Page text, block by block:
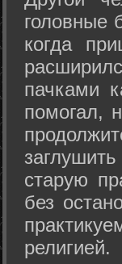
головные
когда
пачками
помогал,
старую
без